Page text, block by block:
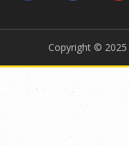
Copyright © 2025